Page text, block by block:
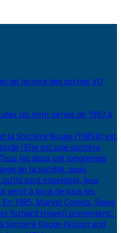
de lecture des sorties VO
les mini-séries de 1993 à
la Sorcière Rouge (1985)Il est
! Elle est une sorcière
les deux ont longtemps
de la société, mais
sont ensemble, leur
venir à bout de tous les
1985, Marvel Comics, Steve
Richard Howell présentent…
Sorcière Rouge (Vision and